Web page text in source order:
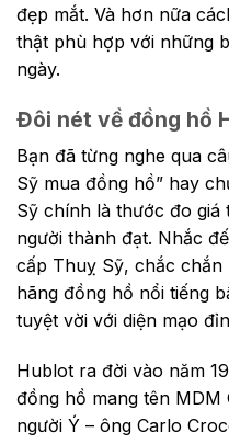
đẹp mắt. Và hơn nữa
thật phù hợp với những
ngày.
Đôi nét về đồng hồ
Bạn đã từng nghe qua
Sỹ mua đồng hồ” hay
Sỹ chính là thước đo giá
người thành đạt. Nhắc
cấp Thuỵ Sỹ, chắc
hãng đồng hồ nổi tiếng
tuyệt vời với diện mạo
Hublot ra đời vào năm
đồng hồ mang tên MDM
người Ý – ông Carlo